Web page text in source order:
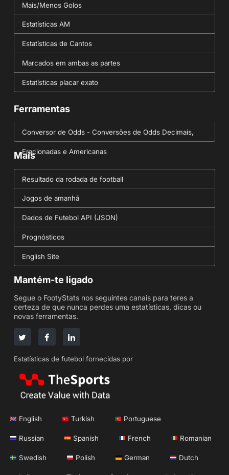
Mais/Menos Golos
Estatísticas AM
Estatísticas de Cantos
Marcados em ambas as partes
Estatísticas placar exato
Ferramentas
Conversor de Odds - Conversões de Odds Decimais,
Fracionadas e Americanas
Mais
Resultado da rodada de football
Jogos de amanhã
Dados de Futebol API (JSON)
Prognósticos
English Site
Mantém-te ligado
Segue o FootyStats nos seguintes canais para teres a
certeza de que nunca perdes uma estatísticas, dicas ou
novas ferramentas.
Estatísticas de futebol fornecidas por
English Turkish Portuguese
Russian Spanish French Romanian
Swedish Polish German Dutch